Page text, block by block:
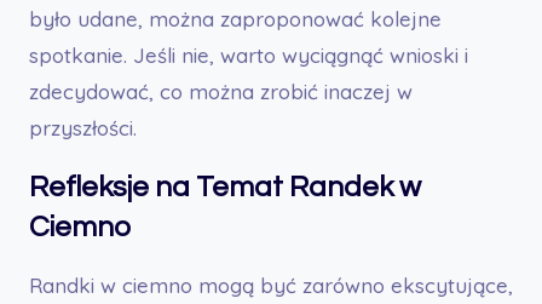
było udane, można zaproponować kolejne
spotkanie. Jeśli nie, warto wyciągnąć wnioski i
zdecydować, co można zrobić inaczej w
przyszłości.
Refleksje na Temat Randek w
Ciemno
Randki w ciemno mogą być zarówno ekscytujące,